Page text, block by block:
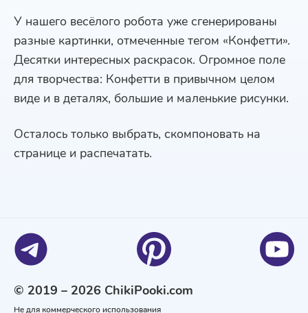
У нашего весёлого робота уже сгенерированы
разные картинки, отмеченные тегом «Конфетти».
Десятки интересных раскрасок. Огромное поле
для творчества: Конфетти в привычном целом
виде и в деталях, большие и маленькие рисунки.
Осталось только выбрать, скомпоновать на
странице и распечатать.
© 2019 – 2026 ChikiPooki.com
Не для коммерческого использования